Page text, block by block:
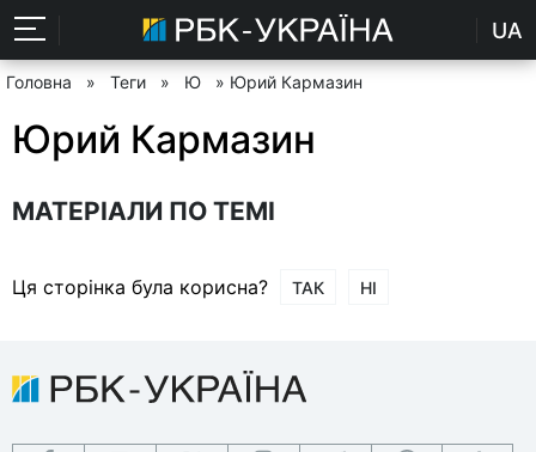
UA
Головна » Теги » Ю » Юрий Кармазин
Юрий Кармазин
МАТЕРІАЛИ ПО ТЕМІ
Ця сторінка була корисна? ТАК НІ